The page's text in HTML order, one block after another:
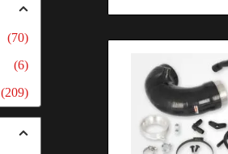
(70)
(6)
(209)